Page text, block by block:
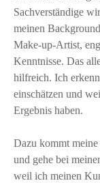
Sachverständige
meinen
Make-up-Artist,
Kenntnisse. Das
hilfreich. Ich
einschätzen und
Ergebnis haben.
Dazu kommt
und gehe bei
weil ich meinen